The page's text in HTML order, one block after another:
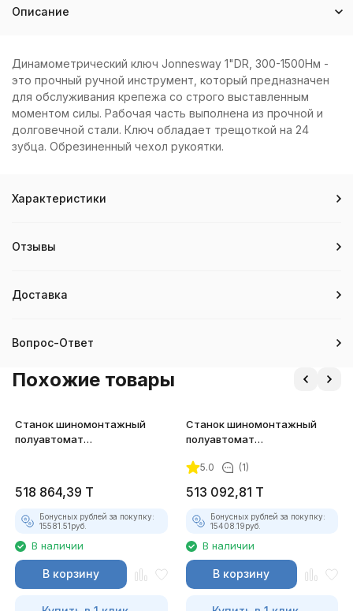
Описание
Динамометрический ключ Jonnesway 1"DR, 300-1500Нм -
это прочный ручной инструмент, который предназначен
для обслуживания крепежа со строго выставленным
моментом силы. Рабочая часть выполнена из прочной и
долговечной стали. Ключ обладает трещоткой на 24
зубца. Обрезиненный чехол рукоятки.
Характеристики
Отзывы
Доставка
Вопрос-Ответ
Похожие товары
Станок шиномонтажный
полуавтомат
518 864,39 T
Бонусных рублей за покупку:
15581.51руб.
В наличии
В корзину
Станок шиномонтажный
полуавтомат
380В GT-301
5.0 (1)
513 092,81 T
Бонусных рублей за покупку:
15408.19руб.
В наличии
В корзину